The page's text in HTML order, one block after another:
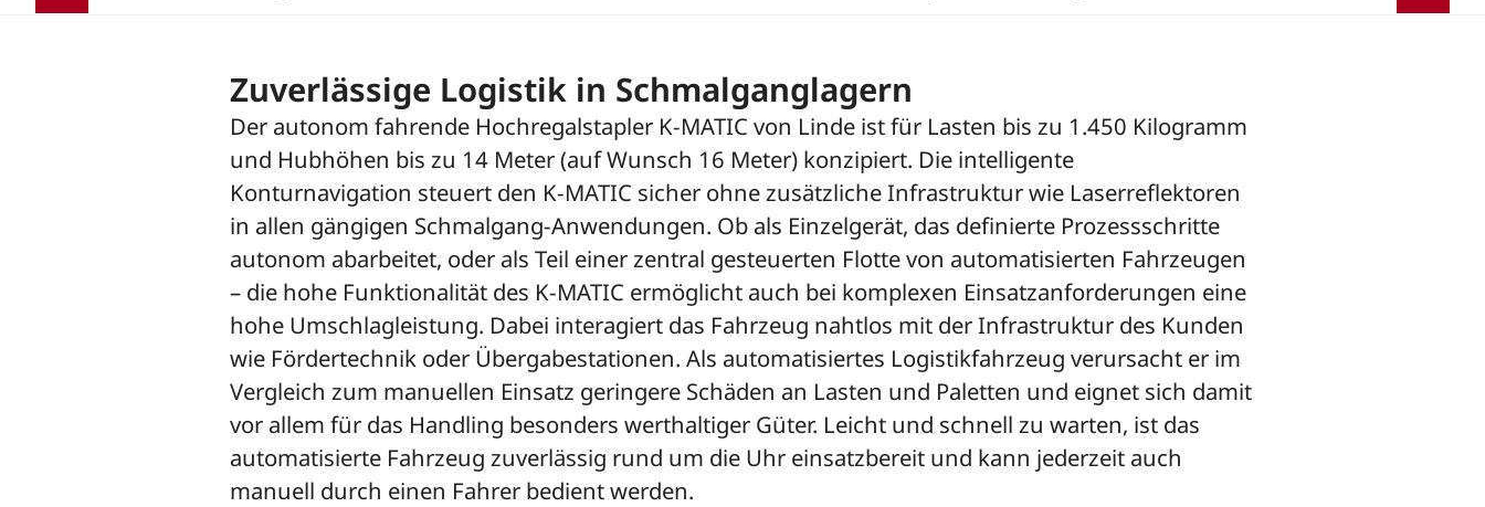
Zuverlässige Logistik in Schmalganglagern
Der autonom fahrende Hochregalstapler K-MATIC von Linde ist für Lasten bis zu 1.450 Kilogramm
und Hubhöhen bis zu 14 Meter (auf Wunsch 16 Meter) konzipiert. Die intelligente
Konturnavigation steuert den K-MATIC sicher ohne zusätzliche Infrastruktur wie Laserreflektoren
in allen gängigen Schmalgang-Anwendungen. Ob als Einzelgerät, das definierte Prozessschritte
autonom abarbeitet, oder als Teil einer zentral gesteuerten Flotte von automatisierten Fahrzeugen
– die hohe Funktionalität des K-MATIC ermöglicht auch bei komplexen Einsatzanforderungen eine
hohe Umschlagleistung. Dabei interagiert das Fahrzeug nahtlos mit der Infrastruktur des Kunden
wie Fördertechnik oder Übergabestationen. Als automatisiertes Logistikfahrzeug verursacht er im
Vergleich zum manuellen Einsatz geringere Schäden an Lasten und Paletten und eignet sich damit
vor allem für das Handling besonders werthaltiger Güter. Leicht und schnell zu warten, ist das
automatisierte Fahrzeug zuverlässig rund um die Uhr einsatzbereit und kann jederzeit auch
manuell durch einen Fahrer bedient werden.